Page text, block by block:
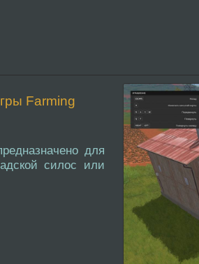
Farming
для
силос или